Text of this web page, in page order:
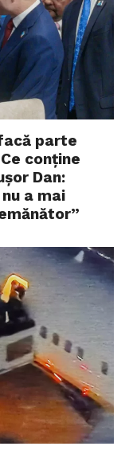
parte
conține
Dan:
a mai